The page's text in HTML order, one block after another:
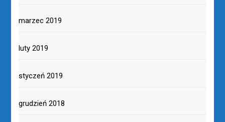
marzec 2019
luty 2019
styczeń 2019
grudzień 2018